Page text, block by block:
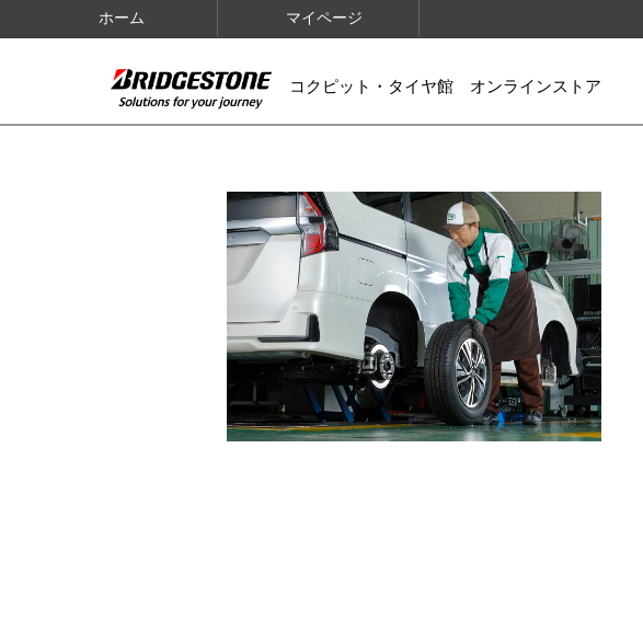
ホーム マイページ
コクピット・タイヤ館 オンラインストア
IMAGES